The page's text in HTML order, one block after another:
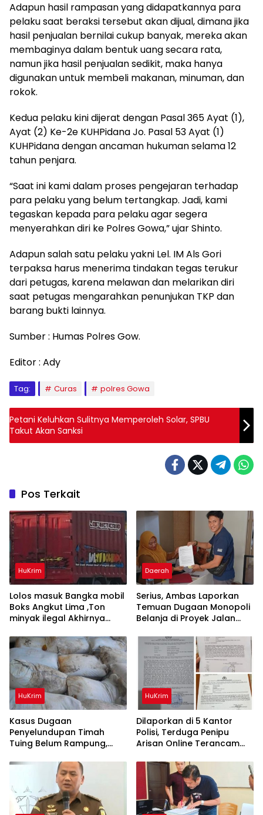
Adapun hasil rampasan yang didapatkannya para
pelaku saat beraksi tersebut akan dijual, dimana jika
hasil penjualan bernilai cukup banyak, mereka akan
membaginya dalam bentuk uang secara rata,
namun jika hasil penjualan sedikit, maka hanya
digunakan untuk membeli makanan, minuman, dan
rokok.
Kedua pelaku kini dijerat dengan Pasal 365 Ayat (1),
Ayat (2) Ke-2e KUHPidana Jo. Pasal 53 Ayat (1)
KUHPidana dengan ancaman hukuman selama 12
tahun penjara.
“Saat ini kami dalam proses pengejaran terhadap
para pelaku yang belum tertangkap. Jadi, kami
tegaskan kepada para pelaku agar segera
menyerahkan diri ke Polres Gowa,” ujar Shinto.
Adapun salah satu pelaku yakni Lel. IM Als Gori
terpaksa harus menerima tindakan tegas terukur
dari petugas, karena melawan dan melarikan diri
saat petugas mengarahkan penunjukan TKP dan
barang bukti lainnya.
Sumber : Humas Polres Gow.
Editor : Ady
Tag: Curas polres Gowa
Petani Keluhkan Sulitnya Memperoleh Solar, SPBU
Takut Akan Sanksi
Pos Terkait
HuKrim
Lolos masuk Bangka mobil
Boks Angkut Lima ,Ton
minyak ilegal Akhirnya
Daerah
Serius, Ambas Laporkan
‎Temuan Dugaan Monopoli
Belanja di Proyek Jalan
HuKrim
Kasus Dugaan
Penyelundupan Timah
Tuing Belum Rampung,
Dalam Informasi
HuKrim
Dilaporkan di 5 Kantor
Polisi, Terduga Penipu
Arisan Online Terancam
denda Rp.500 Juta